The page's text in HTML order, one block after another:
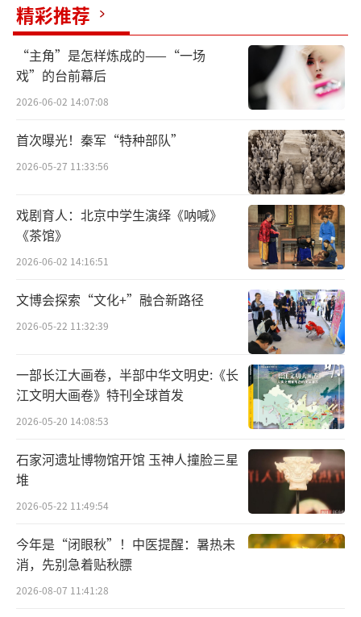
“这些大米怎么黑乎乎的呢？”一位小朋
友好奇地问妈妈。“这是溧阳神墩遗址出土的
炭化稻米。”妈妈耐心地讲解。溧阳神墩遗址
属于新石器时代的骆驼墩文化，距今约7000年
至6000年之间。这说明在几千年前，长江下游
地区的先民们已经在无数次的探索中，创新培
展柜中一把覆有薄锈的古剑格外引人注
目，剑身近格处铸有铭文两行十字：“攻敔
（吴）王夫差自乍（作）其元用”，明确了这
把剑的主人是吴王夫差。剑首铸有八圈同心圆
凸棱，是最为称道的“吴越青铜剑三绝”之
一。这把青铜古剑是高超青铜铸造技艺的明
证，也是吴越先民不断技术创新的生动注脚。
无论是群星璀璨的文化艺术，还是精致雅
趣的平常生活，在展厅里时刻都能感受到长江
下游文明的独特魅力。
漫步展厅，吴镇的《古木竹石图》、唐伯
虎的《看泉听风图》、八大山人的《水木清华
图》、董其昌的《草书五绝诗》等作品赫然在
列，宛如进入中国书画艺术的长廊，美不胜
精彩推荐
“主角”是怎样炼成的——“一场
戏”的台前幕后
2026-06-02 14:07:08
首次曝光！秦军“特种部队”
2026-05-27 11:33:56
戏剧育人：北京中学生演绎《呐喊》
《茶馆》
2026-06-02 14:16:51
文博会探索“文化+”融合新路径
2026-05-22 11:32:39
一部长江大画卷，半部中华文明史:《长
江文明大画卷》特刊全球首发
2026-05-20 14:08:53
石家河遗址博物馆开馆 玉神人撞脸三星
堆
2026-05-22 11:49:54
今年是“闭眼秋”！中医提醒：暑热未
消，先别急着贴秋膘
2026-08-07 11:41:28